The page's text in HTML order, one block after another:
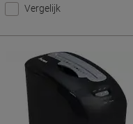
Vergelijk